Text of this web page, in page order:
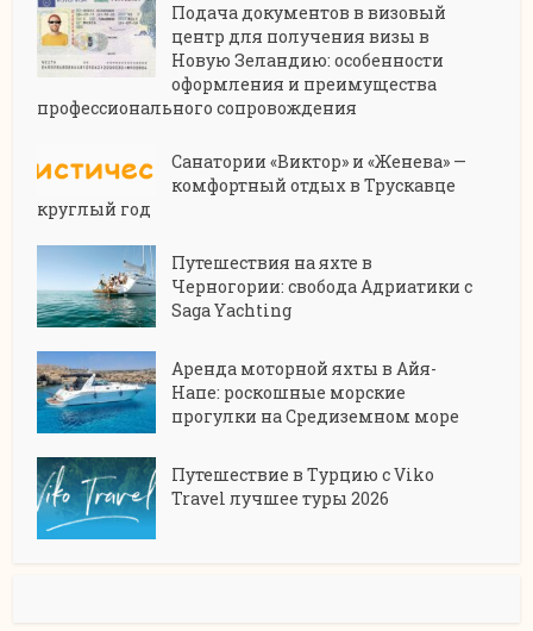
Подача документов в визовый
центр для получения визы в
Новую Зеландию: особенности
оформления и преимущества
профессионального сопровождения
Санатории «Виктор» и «Женева» —
комфортный отдых в Трускавце
круглый год
Путешествия на яхте в
Черногории: свобода Адриатики с
Saga Yachting
Аренда моторной яхты в Айя-
Напе: роскошные морские
прогулки на Средиземном море
Путешествие в Турцию с Viko
Travel лучшее туры 2026